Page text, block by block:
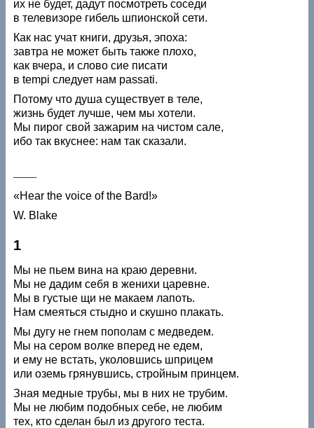
их не будет, дадут посмотреть соседи
в телевизоре гибель шпионской сети.
Как нас учат книги, друзья, эпоха:
завтра не может быть также плохо,
как вчера, и слово сие писати
в tempi следует нам passati.
Потому что душа существует в теле,
жизнь будет лучше, чем мы хотели.
Мы пирог свой зажарим на чистом сале,
ибо так вкуснее: нам так сказали.
«Hear the voice of the Bard!»
W. Blake
1
Мы не пьем вина на краю деревни.
Мы не дадим себя в женихи царевне.
Мы в густые щи не макаем лапоть.
Нам смеяться стыдно и скушно плакать.
Мы дугу не гнем пополам с медведем.
Мы на сером волке вперед не едем,
и ему не встать, уколовшись шприцем
или оземь грянувшись, стройным принцем.
Зная медные трубы, мы в них не трубим.
Мы не любим подобных себе, не любим
тех, кто сделан был из другого теста.